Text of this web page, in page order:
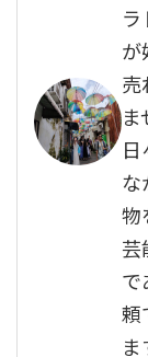
売
な
物
芸
で
頼
ま